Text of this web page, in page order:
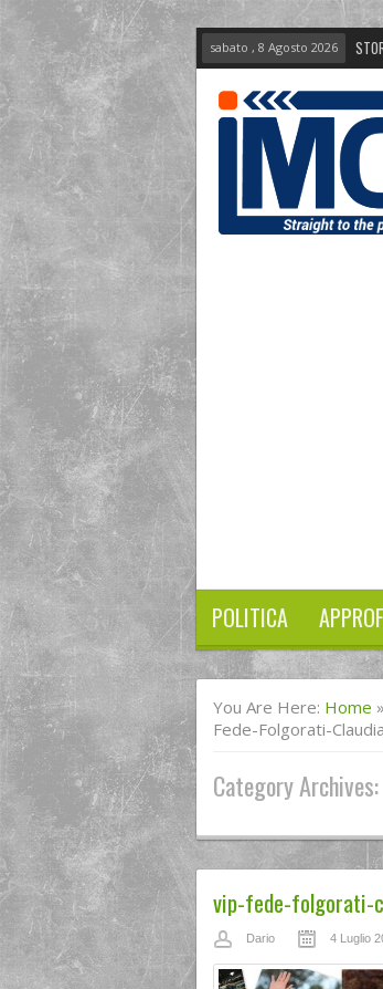
sabato , 8 Agosto 2026
POLITICA
You Are Here: Home »
Fede-Folgorati-
Category Archives:
vip-fede-folgorati-
Dario 4 Luglio